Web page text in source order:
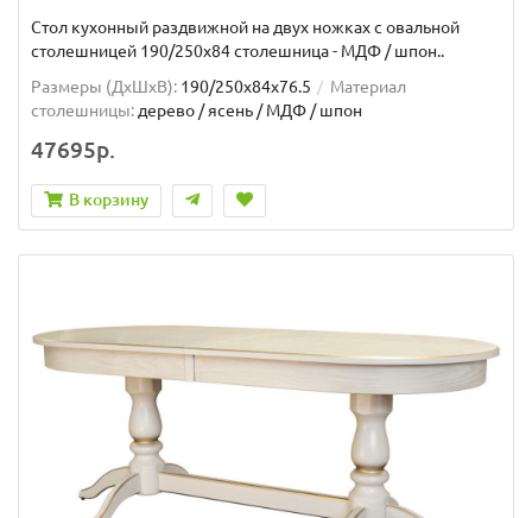
Стол кухонный раздвижной на двух ножках с овальной
столешницей 190/250х84 столешница - МДФ / шпон..
Размеры (ДхШxВ): 190/250х84х76.5
Материал
столешницы:дерево / ясень / МДФ / шпон
47695р.
В корзину